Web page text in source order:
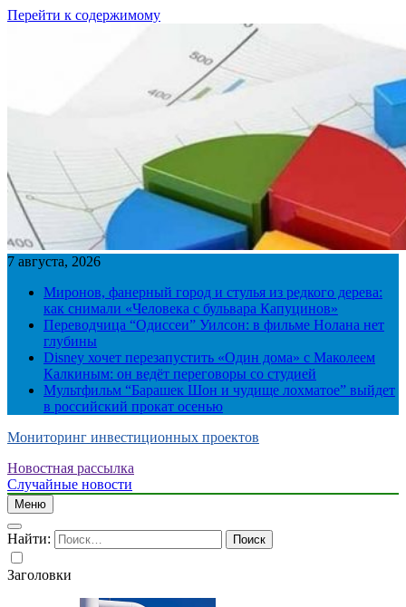
Перейти к содержимому
7 августа, 2026
Миронов, фанерный город и стулья из редкого дерева:
как снимали «Человека с бульвара Капуцинов»
Переводчица “Одиссеи” Уилсон: в фильме Нолана нет
глубины
Disney хочет перезапустить «Один дома» с Маколеем
Калкиным: он ведёт переговоры со студией
Мультфильм “Барашек Шон и чудище лохматое” выйдет
в российский прокат осенью
Мониторинг инвестиционных проектов
Новостная рассылка
Случайные новости
Меню
Найти:
Заголовки